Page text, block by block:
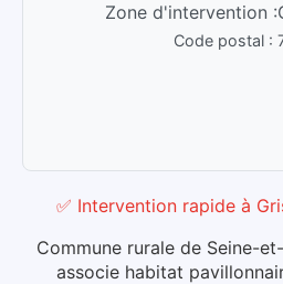
Zone d'intervention :
Code postal :
✅ Intervention rapide à
Commune rurale de Seine-
associe habitat